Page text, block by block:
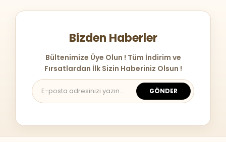
Bizden Haberler
Bültenimize Üye Olun ! Tüm İndirim ve
Fırsatlardan İlk Sizin Haberiniz Olsun !
GÖNDER